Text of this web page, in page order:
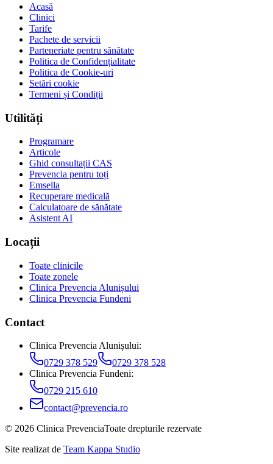
Acasă
Clinici
Tarife
Pachete de servicii
Parteneriate pentru sănătate
Politica de Confidențialitate
Politica de Cookie-uri
Setări cookie
Termeni și Condiții
Utilități
Programare
Articole
Ghid consultații CAS
Prevencia pentru toți
Emsella
Recuperare medicală
Calculatoare de sănătate
Asistent AI
Locații
Toate clinicile
Toate zonele
Clinica Prevencia Alunișului
Clinica Prevencia Fundeni
Contact
Clinica Prevencia Alunișului:
0729 378 529
0729 378 528
Clinica Prevencia Fundeni:
0729 215 610
contact@prevencia.ro
© 2026 Clinica PrevenciaToate drepturile rezervate
Site realizat de Team Kappa Studio